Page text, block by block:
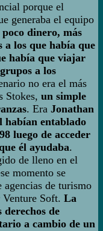
porque el
generaba el equipo
dinero, más
a los que había que
había que viajar
a los
no era el más
Stokes, un simple
. Era Jonathan
habían entablado
luego de acceder
él ayudaba.
de lleno en el
momento se
agencias de turismo
Soft. La
de
a cambio de un